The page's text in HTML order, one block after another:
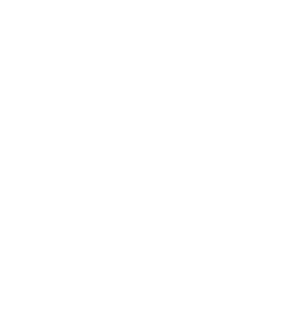
Facilitation in der
| OE | Mediation |